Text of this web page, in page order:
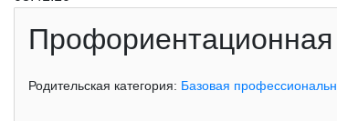
Профориентационная
Родительская категория: Базовая